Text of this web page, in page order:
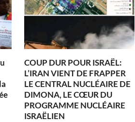
COUP DUR POUR ISRAËL:
L’IRAN VIENT DE FRAPPER
LE CENTRAL NUCLÉAIRE DE
DIMONA, LE CŒUR DU
PROGRAMME NUCLÉAIRE
ISRAËLIEN